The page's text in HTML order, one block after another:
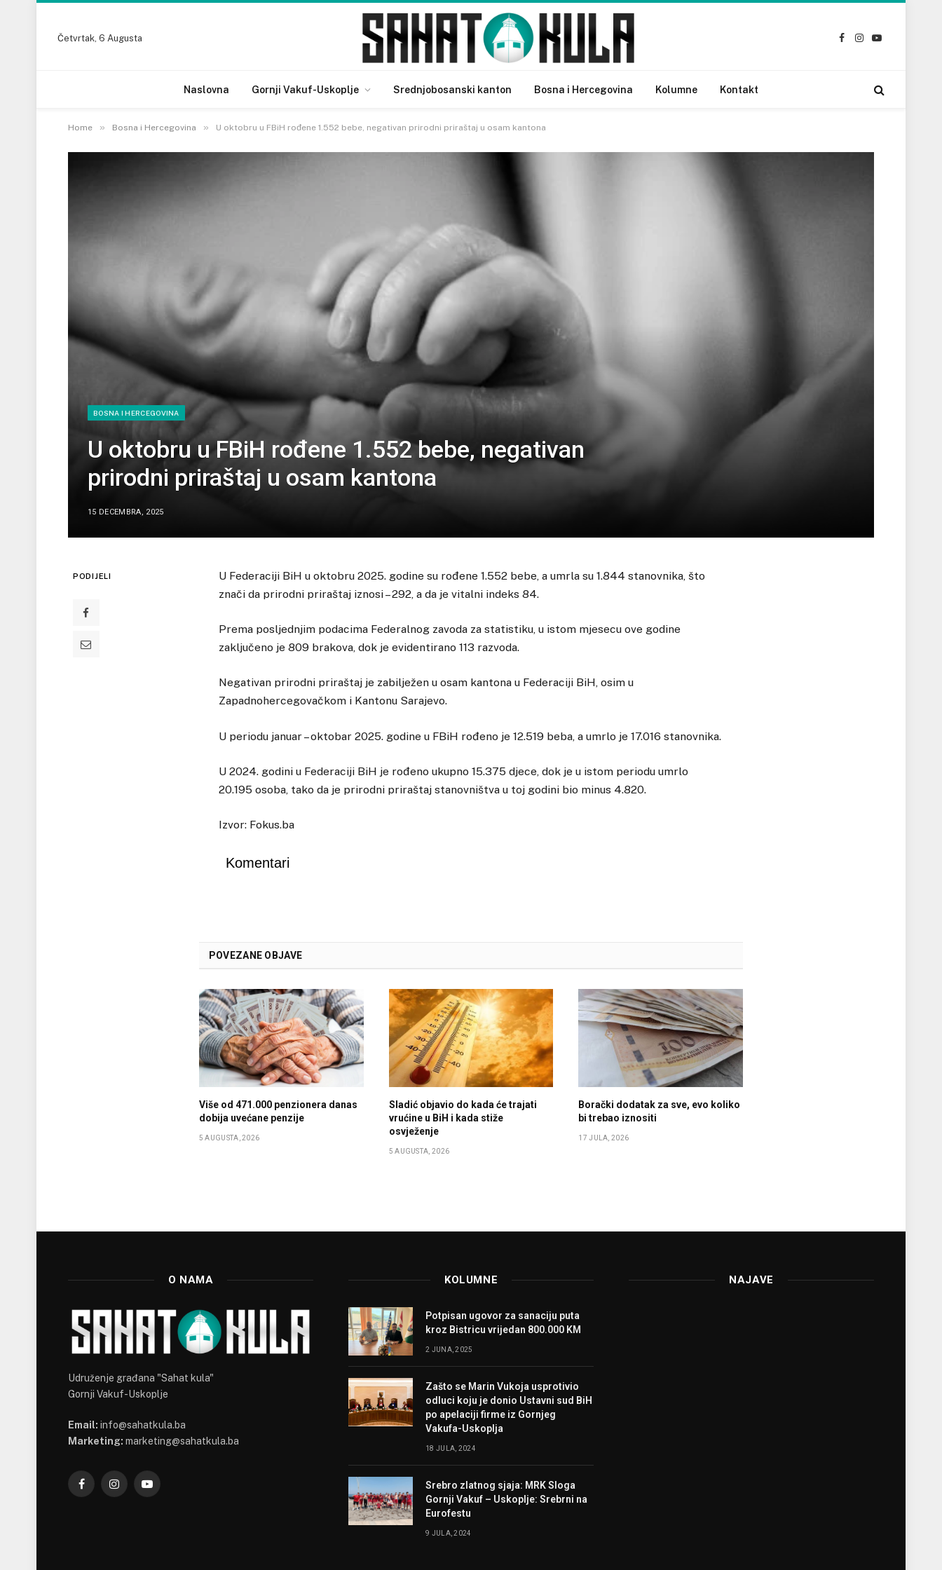
Četvrtak, 6 Augusta
Facebook
Instagram
YouTube
Naslovna Gornji Vakuf-Uskoplje Srednjobosanski kanton Bosna i Hercegovina Kolumne Kontakt
Home » Bosna i Hercegovina » U oktobru u FBiH rođene 1.552 bebe, negativan prirodni priraštaj u osam kantona
BOSNA I HERCEGOVINA
U oktobru u FBiH rođene 1.552 bebe, negativan
prirodni priraštaj u osam kantona
15 DECEMBRA, 2025
PODIJELI
U Federaciji BiH u oktobru 2025. godine su rođene 1.552 bebe, a umrla su 1.844 stanovnika, što
znači da prirodni priraštaj iznosi – 292, a da je vitalni indeks 84.
Prema posljednjim podacima Federalnog zavoda za statistiku, u istom mjesecu ove godine
zaključeno je 809 brakova, dok je evidentirano 113 razvoda.
Negativan prirodni priraštaj je zabilježen u osam kantona u Federaciji BiH, osim u
Zapadnohercegovačkom i Kantonu Sarajevo.
U periodu januar – oktobar 2025. godine u FBiH rođeno je 12.519 beba, a umrlo je 17.016 stanovnika.
U 2024. godini u Federaciji BiH je rođeno ukupno 15.375 djece, dok je u istom periodu umrlo
20.195 osoba, tako da je prirodni priraštaj stanovništva u toj godini bio minus 4.820.
Izvor: Fokus.ba
Komentari
POVEZANE OBJAVE
Više od 471.000 penzionera danas
dobija uvećane penzije
5 AUGUSTA, 2026
Sladić objavio do kada će trajati
vrućine u BiH i kada stiže
osvježenje
5 AUGUSTA, 2026
Borački dodatak za sve, evo koliko
bi trebao iznositi
17 JULA, 2026
O NAMA
Udruženje građana "Sahat kula"
Gornji Vakuf-Uskoplje
Email: info@sahatkula.ba
Marketing: marketing@sahatkula.ba
FacebookInstagramYouTube
KOLUMNE
Potpisan ugovor za sanaciju puta
kroz Bistricu vrijedan 800.000 KM
2 JUNA, 2025
Zašto se Marin Vukoja usprotivio
odluci koju je donio Ustavni sud BiH
po apelaciji firme iz Gornjeg
Vakufa-Uskoplja
18 JULA, 2024
Srebro zlatnog sjaja: MRK Sloga
Gornji Vakuf – Uskoplje: Srebrni na
Eurofestu
9 JULA, 2024
NAJAVE